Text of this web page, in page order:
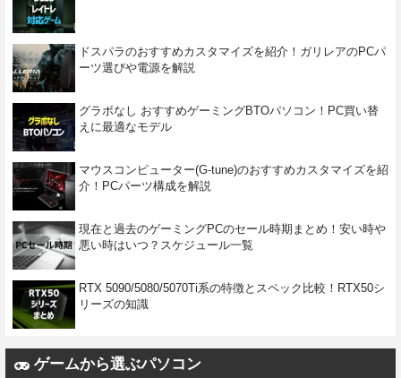
ドスパラのおすすめカスタマイズを紹介！ガリレアのPCパ
ーツ選びや電源を解説
グラボなし おすすめゲーミングBTOパソコン！PC買い替
えに最適なモデル
マウスコンピューター(G-tune)のおすすめカスタマイズを紹
介！PCパーツ構成を解説
現在と過去のゲーミングPCのセール時期まとめ！安い時や
悪い時はいつ？スケジュール一覧
RTX 5090/5080/5070Ti系の特徴とスペック比較！RTX50シ
リーズの知識
ゲームから選ぶパソコン